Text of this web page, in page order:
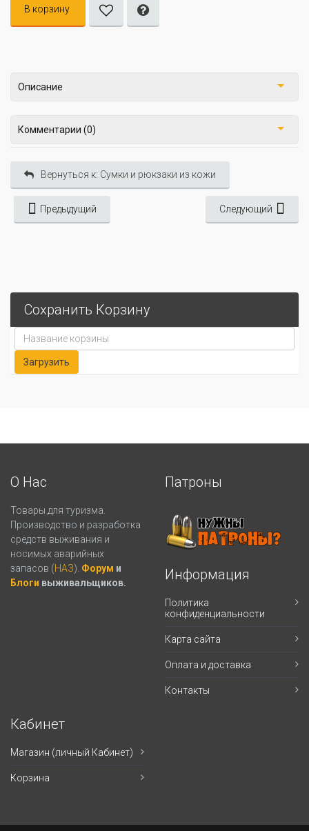
В корзину
Описание
Комментарии (0)
Вернуться к: Сумки и рюкзаки из кожи
Предыдущий Следующий
Сохранить Корзину
О Нас
Товары для туризма.
Производство и разработка
средств выживания и
носимых аварийных
запасов (НАЗ). Форум и
Блоги выживальщиков.
Патроны
Информация
Политика
конфиденциальности
Карта сайта
Оплата и доставка
Контакты
Кабинет
Магазин (личный Кабинет)
Корзина